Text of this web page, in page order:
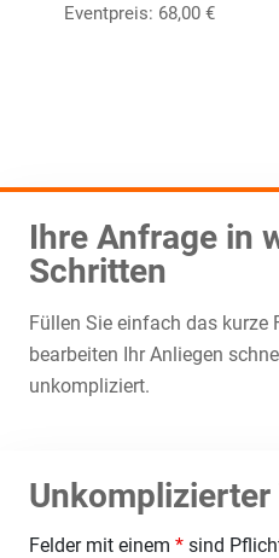
Eventpreis: 68,00 €
Ihre Anfrage in
Schritten
Füllen Sie einfach das kurze
bearbeiten Ihr Anliegen
unkompliziert.
Felder mit einem * sind